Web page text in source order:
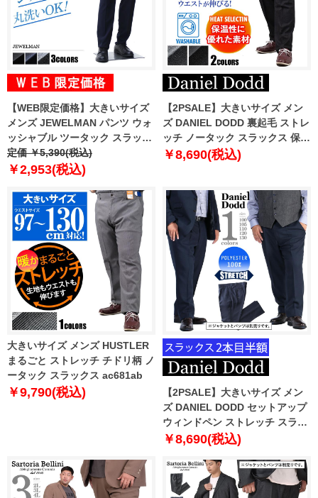
【WEB限定価格】大きいサイズ
メンズ JEWELMAN パンツ ウォ
ッシャブル ツータック スラック
ス ズボン ボトムス ビジネスパン
ツ 8450
定価 ￥5,390(税込)
￥2,953(税込)
【2PSALE】大きいサイズ メン
ズ DANIEL DODD 裏起毛 ストレ
ッチ ノータック スラックス 保温
性 ウォッシャブル 8663b
￥8,690(税込)
大きいサイズ メンズ HUSTLER
まるごと ストレッチ チドリ柄 ノ
ータック スラックス ac681ab
￥9,790(税込)
【2PSALE】大きいサイズ メン
ズ DANIEL DODD セットアップ
ウィンドペン ストレッチ スラッ
クス az46w19p4988
￥8,690(税込)